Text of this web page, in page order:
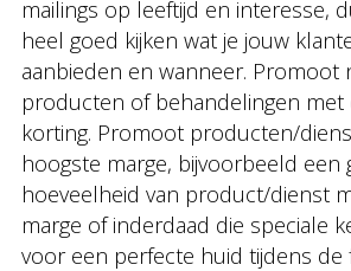
mailings op leeftijd en interesse,
heel goed kijken wat je jouw
aanbieden en wanneer. Promoot
producten of behandelingen met
korting. Promoot producten/
hoogste marge, bijvoorbeeld een
hoeveelheid van product/dienst
marge of inderdaad die speciale
voor een perfecte huid tijdens de